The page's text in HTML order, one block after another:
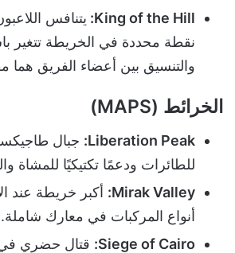
King of the Hill: يتنافس
نقطة محددة في الخريطة تتغير
والتنسيق بين أعضاء الفريق هما
الخرائط (MAPS)
Liberation Peak: جبال
للطائرات ودعمًا تكتيكيًا للمشاة
Mirak Valley: أكبر خريطة عند
أنواع المركبات في معارك شاملة.
Siege of Cairo: قتال حضري في